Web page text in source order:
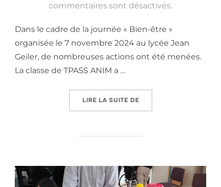
le
commentaires sont désactivés.
Dans le cadre de la journée « Bien-être »
organisée le 7 novembre 2024 au lycée Jean
Geiler, de nombreuses actions ont été menées.
La classe de TPASS ANIM a …
LIRE LA SUITE DE« PROJET